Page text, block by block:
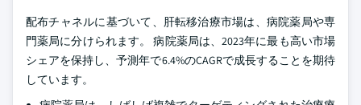
配布チャネルに基づいて、肝転移治療市場は、病院薬局や専
門薬局に分けられます。 病院薬局は、2023年に最も高い市場
シェアを保持し、予測年で6.4%のCAGRで成長することを期待
しています。